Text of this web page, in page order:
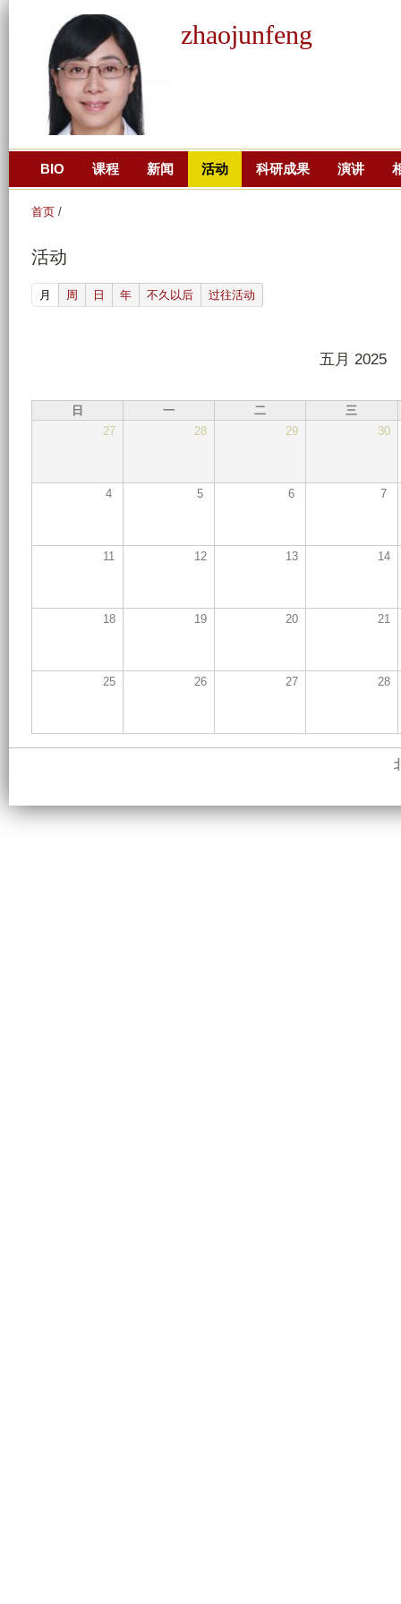
主
zhaojunfeng
BIO 课程 新闻 活动 科研成果 演讲
首页 /
活动
月 (active tab)
周 日 年 不久以后 过往活动
五月 2025
日 一 二
三
27
28 29 30
4 5 6 7
11 12 13 14
18 19 20 21
25 26 27 28